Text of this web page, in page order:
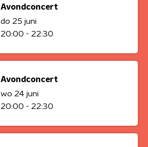
Avondconcert
do 25 juni
20:00 - 22:30
Avondconcert
wo 24 juni
20:00 - 22:30